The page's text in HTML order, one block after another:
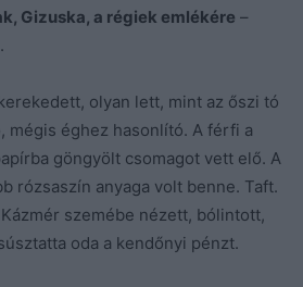
Gizuska, a régiek emlékére –
olyan lett, mint az őszi tó
mégis éghez hasonlító. A férfi a
göngyölt csomagot vett elő. A
rózsaszín anyaga volt benne. Taft.
szemébe nézett, bólintott,
oda a kendőnyi pénzt.